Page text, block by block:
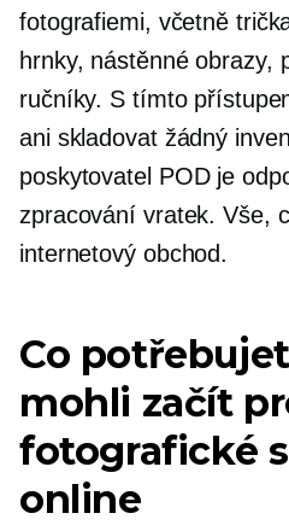
fotografiemi, včetně
hrnky, nástěnné obrazy,
ručníky. S tímto
ani skladovat žádný
poskytovatel POD je
zpracování vratek. Vše,
internetový obchod.
Co
mohli začít
fotografické
online